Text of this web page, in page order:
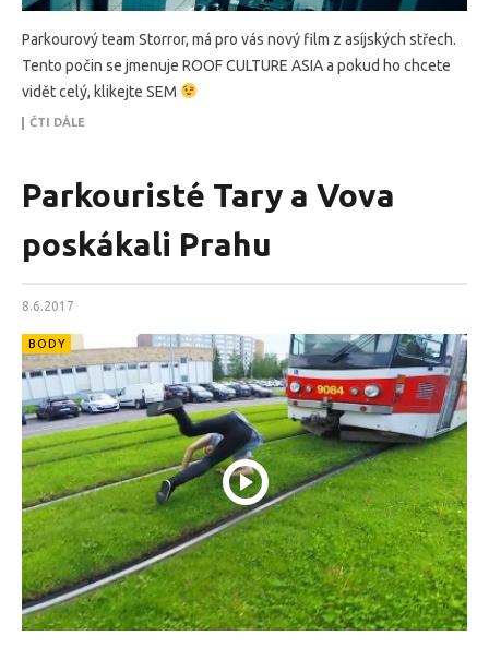
Parkourový team Storror, má pro vás nový film z asíjských střech.
Tento počin se jmenuje ROOF CULTURE ASIA a pokud ho chcete
vidět celý, klikejte SEM
ČTI DÁLE
Parkouristé Tary a Vova
poskákali Prahu
8.6.2017
BODY